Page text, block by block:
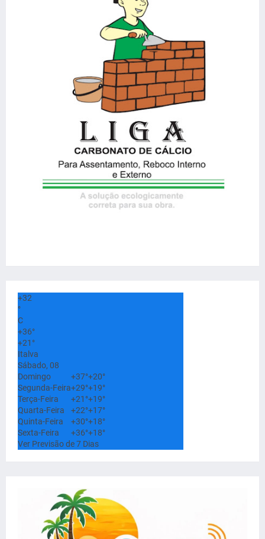
+32
°
C
+36°
+21°
Italva
Sábado, 08
Domingo
+37°+20°
Segunda-Feira+29°+19°
Terça-Feira
+21°+19°
Quarta-Feira
+22°+17°
Quinta-Feira
+30°+18°
Sexta-Feira
+36°+18°
Ver Previsão de 7 Dias